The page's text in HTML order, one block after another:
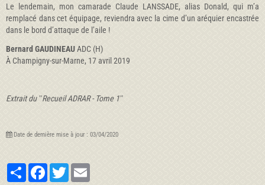
Le lendemain, mon camarade Claude LANSSADE, alias Donald, qui m’a
remplacé dans cet équipage, reviendra avec la cime d’un aréquier encastrée
dans le bord d’attaque de l’aile !
Bernard GAUDINEAUADC (H)
À Champigny-sur-Marne, 17 avril 2019
Extrait du ʺRecueil ADRAR - Tome 1ʺ
Date de dernière mise à jour : 03/04/2020
PartagerFacebookTwitter